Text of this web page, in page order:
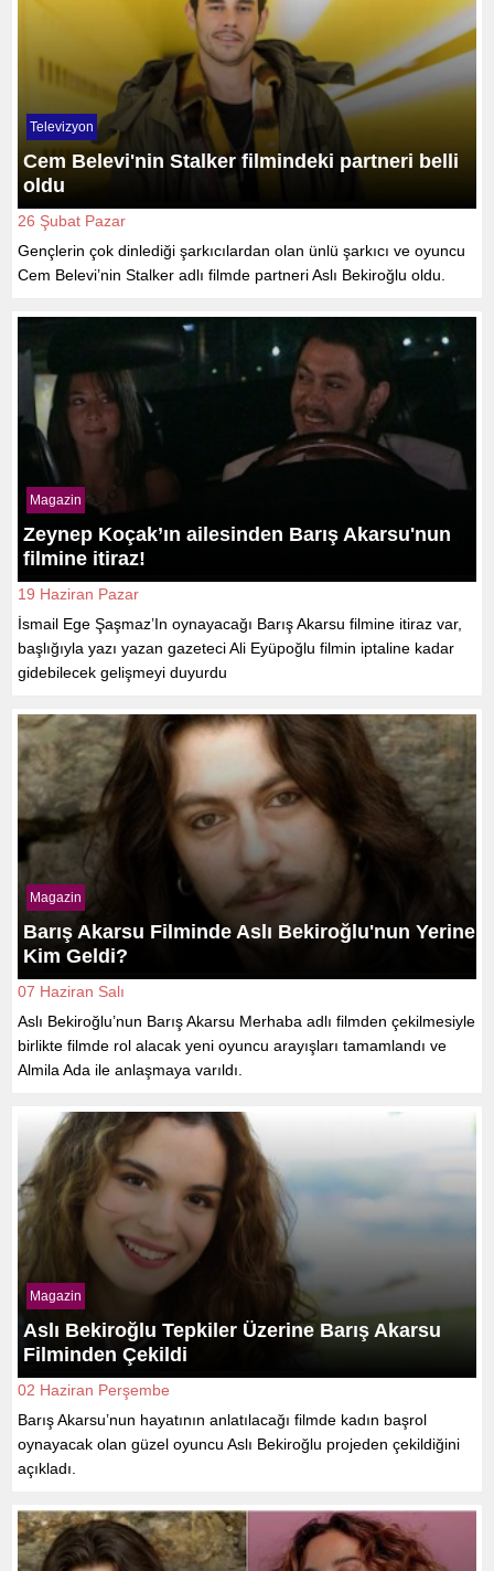
Televizyon
Cem Belevi'nin Stalker filmindeki partneri belli
oldu
26 Şubat Pazar
Gençlerin çok dinlediği şarkıcılardan olan ünlü şarkıcı ve oyuncu
Cem Belevi’nin Stalker adlı filmde partneri Aslı Bekiroğlu oldu.
Magazin
Zeynep Koçak’ın ailesinden Barış Akarsu'nun
filmine itiraz!
19 Haziran Pazar
İsmail Ege Şaşmaz’In oynayacağı Barış Akarsu filmine itiraz var,
başlığıyla yazı yazan gazeteci Ali Eyüpoğlu filmin iptaline kadar
gidebilecek gelişmeyi duyurdu
Magazin
Barış Akarsu Filminde Aslı Bekiroğlu'nun Yerine
Kim Geldi?
07 Haziran Salı
Aslı Bekiroğlu’nun Barış Akarsu Merhaba adlı filmden çekilmesiyle
birlikte filmde rol alacak yeni oyuncu arayışları tamamlandı ve
Almila Ada ile anlaşmaya varıldı.
Magazin
Aslı Bekiroğlu Tepkiler Üzerine Barış Akarsu
Filminden Çekildi
02 Haziran Perşembe
Barış Akarsu’nun hayatının anlatılacağı filmde kadın başrol
oynayacak olan güzel oyuncu Aslı Bekiroğlu projeden çekildiğini
açıkladı.